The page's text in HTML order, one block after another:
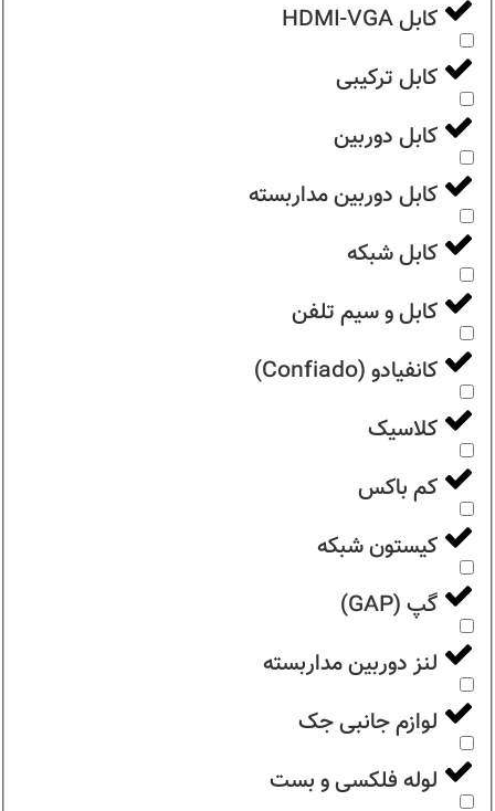
کابل HDMI-VGA
کابل ترکیبی
کابل دوربین
کابل دوربین مداربسته
کابل شبکه
کابل و سیم تلفن
کانفیادو (Confiado)
کلاسیک
کم باکس
کیستون شبکه
گپ (GAP)
لنز دوربین مداربسته
لوازم جانبی جک
لوله فلکسی و بست